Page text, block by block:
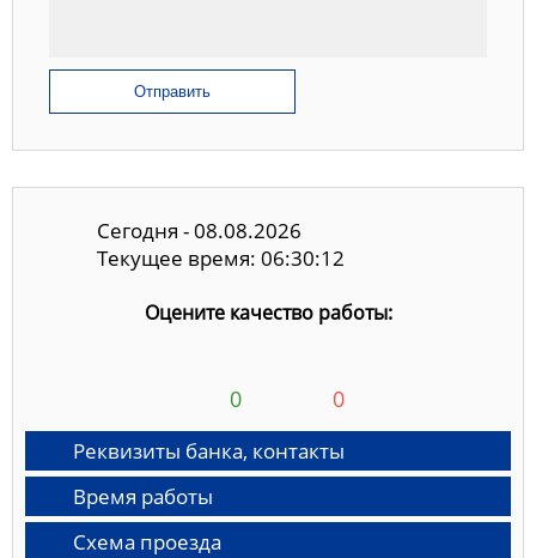
Отправить
Сегодня - 08.08.2026
Текущее время: 06:30:13
Оцените качество работы:
0 0
Реквизиты банка, контакты
Время работы
Схема проезда